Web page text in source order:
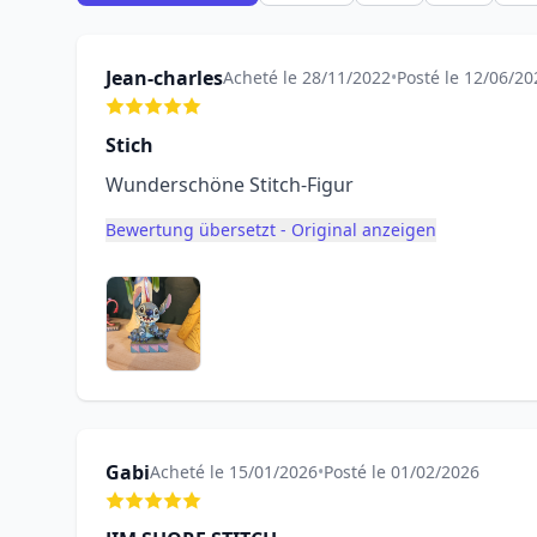
Jean-charlesAcheté le 28/11/2022•Posté le 12/06/
Stich
Wunderschöne Stitch-Figur
Bewertung übersetzt - Original anzeigen
GabiAcheté le 15/01/2026•Posté le 01/02/2026